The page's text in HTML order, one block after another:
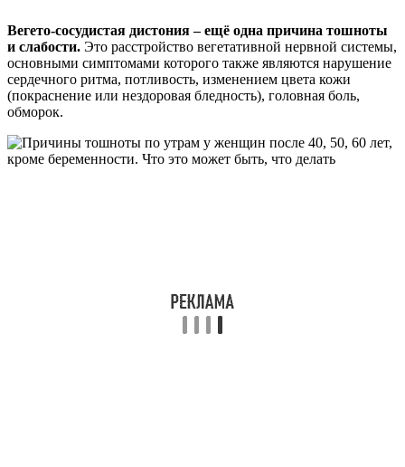
Вегето-сосудистая дистония – ещё одна причина тошноты
и слабости. Это расстройство вегетативной нервной системы,
основными симптомами которого также являются нарушение
сердечного ритма, потливость, изменением цвета кожи
(покраснение или нездоровая бледность), головная боль,
обморок.